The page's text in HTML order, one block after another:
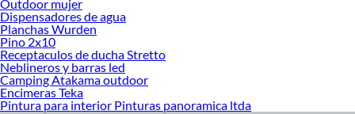
Outdoor mujer
Dispensadores de agua
Planchas Wurden
Pino 2x10
Receptaculos de ducha Stretto
Neblineros y barras led
Camping Atakama outdoor
Encimeras Teka
Pintura para interior Pinturas panoramica ltda